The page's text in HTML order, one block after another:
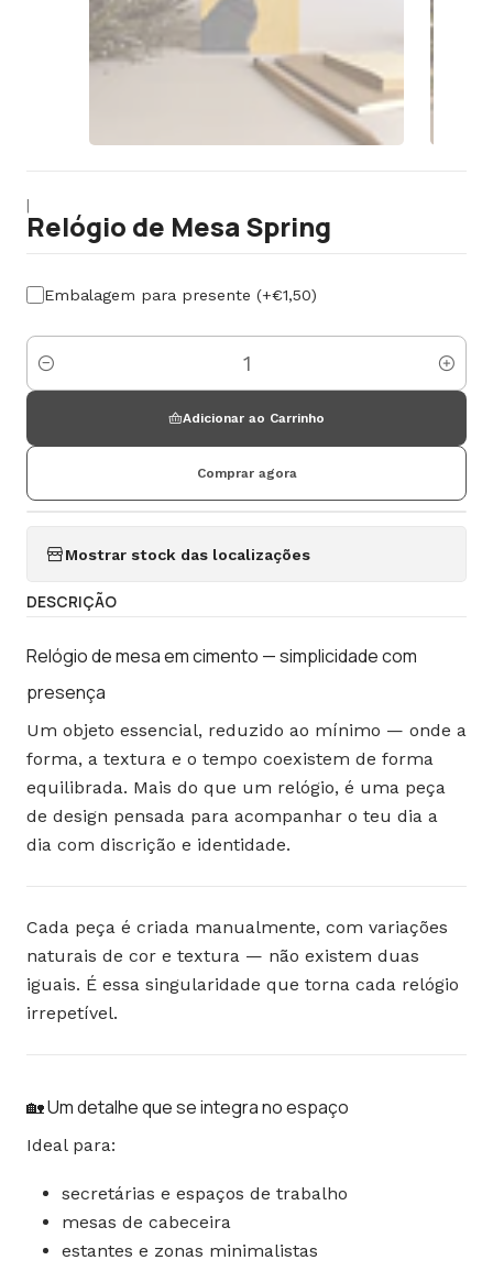
|
Relógio de Mesa Spring
Embalagem para presente (+€1,50)
Quantidade
Adicionar ao Carrinho
Comprar agora
Mostrar stock das localizações
DESCRIÇÃO
Relógio de mesa em cimento — simplicidade com
presença
Um objeto essencial, reduzido ao mínimo — onde a
forma, a textura e o tempo coexistem de forma
equilibrada. Mais do que um relógio, é uma peça
de design pensada para acompanhar o teu dia a
dia com discrição e identidade.
Cada peça é criada manualmente, com variações
naturais de cor e textura — não existem duas
iguais. É essa singularidade que torna cada relógio
irrepetível.
🏡 Um detalhe que se integra no espaço
Ideal para:
secretárias e espaços de trabalho
mesas de cabeceira
estantes e zonas minimalistas